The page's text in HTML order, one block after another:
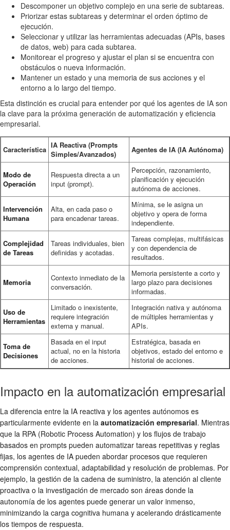
Descomponer un objetivo complejo en una serie de subtareas.
Priorizar estas subtareas y determinar el orden óptimo de
ejecución.
Seleccionar y utilizar las herramientas adecuadas (APIs, bases
de datos, web) para cada subtarea.
Monitorear el progreso y ajustar el plan si se encuentra con
obstáculos o nueva información.
Mantener un estado y una memoria de sus acciones y el
entorno a lo largo del tiempo.
Esta distinción es crucial para entender por qué los agentes de IA son
la clave para la próxima generación de automatización y eficiencia
empresarial.
Característica IA Reactiva (Prompts
Simples/Avanzados)
Agentes de IA (IA Autónoma)
Modo de
Operación
Respuesta directa a un
input (prompt).
Percepción, razonamiento,
planificación y ejecución
autónoma de acciones.
Intervención
Humana
Alta, en cada paso o
para encadenar tareas.
Mínima, se le asigna un
objetivo y opera de forma
independiente.
Complejidad
de Tareas
Tareas individuales, bien
definidas y acotadas.
Tareas complejas, multifásicas
y con dependencia de
resultados.
Memoria
Contexto inmediato de la
conversación.
Memoria persistente a corto y
largo plazo para decisiones
informadas.
Uso de
Herramientas
Limitado o inexistente,
requiere integración
externa y manual.
Integración nativa y autónoma
de múltiples herramientas y
APIs.
Toma de
Decisiones
Basada en el input
actual, no en la historia
de acciones.
Estratégica, basada en
objetivos, estado del entorno e
historial de acciones.
Impacto en la automatización empresarial
La diferencia entre la IA reactiva y los agentes autónomos es
particularmente evidente en la automatización empresarial. Mientras
que la RPA (Robotic Process Automation) y los flujos de trabajo
basados en prompts pueden automatizar tareas repetitivas y reglas
fijas, los agentes de IA pueden abordar procesos que requieren
comprensión contextual, adaptabilidad y resolución de problemas. Por
ejemplo, la gestión de la cadena de suministro, la atención al cliente
proactiva o la investigación de mercado son áreas donde la
autonomía de los agentes puede generar un valor inmenso,
minimizando la carga cognitiva humana y acelerando drásticamente
los tiempos de respuesta.